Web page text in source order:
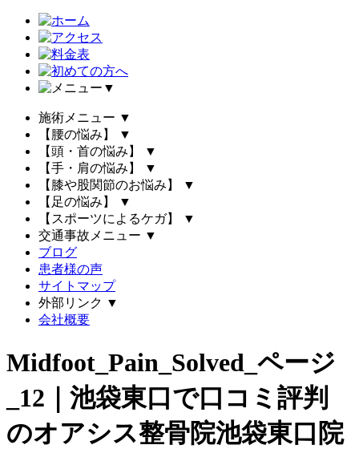
▼
施術メニュー ▼
【腰の悩み】
▼
【頭・首の悩み】
▼
【手・肩の悩み】
▼
【膝や股関節のお悩み】
▼
【足の悩み】
▼
【スポーツによるケガ】
▼
交通事故メニュー ▼
ブログ
患者様の声
サイトマップ
外部リンク ▼
会社概要
Midfoot_Pain_Solved_ページ
_12｜池袋東口で口コミ評判
のオアシス整骨院池袋東口院